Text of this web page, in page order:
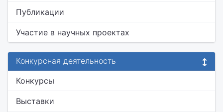
Публикации
Участие в научных проектах
Конкурсная деятельность
Конкурсы
Выставки